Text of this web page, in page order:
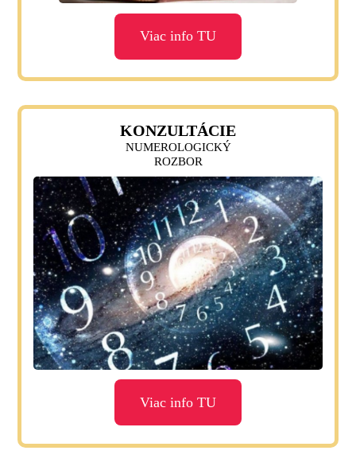
Viac info TU
KONZULTÁCIE
NUMEROLOGICKÝ
ROZBOR
Viac info TU